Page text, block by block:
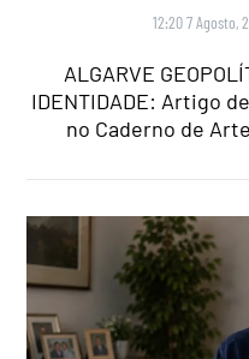
12:20 7 Agosto,
ALGARVE
IDENTIDADE: Artigo
no Caderno de